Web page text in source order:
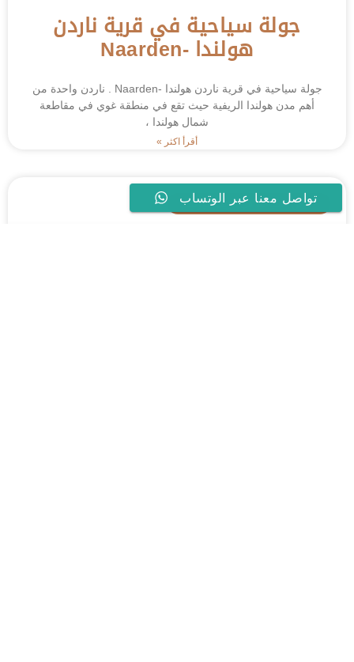
جولة سياحية في قرية ناردن
هولندا -Naarden
جولة سياحية في قرية ناردن هولندا -Naarden . ناردن واحدة من
أهم مدن هولندا الريفية حيث تقع في منطقة غوي في مقاطعة
شمال هولندا ،
أقرأ اكثر »
الاماكن السياحية في الريف الهولندي
تواصل معنا عبر الوتساب